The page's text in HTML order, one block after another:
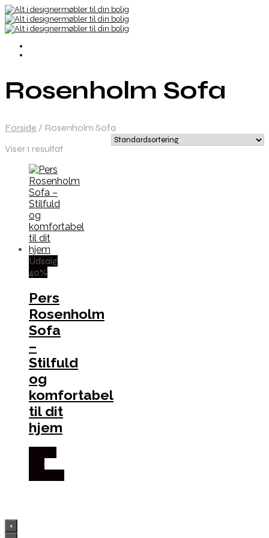
Rosenholm Sofa
Forside / Rosenholm Sofa
Viser 1 resultat
Udsalg
40%
Pers
Rosenholm
Sofa
–
Stilfuld
og
komfortabel
til dit
hjem
×